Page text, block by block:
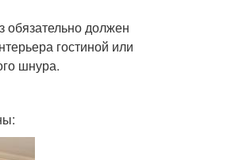
должен
гостиной или
шнура.